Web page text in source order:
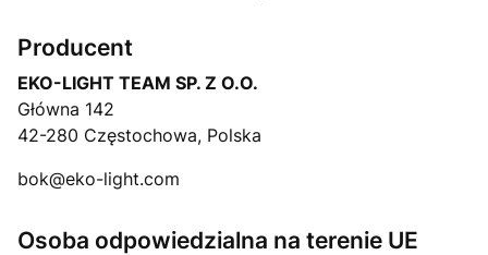
Producent
EKO-LIGHT TEAM SP. Z O.O.
Główna 142
42-280 Częstochowa, Polska
bok@eko-light.com
Osoba odpowiedzialna na terenie UE